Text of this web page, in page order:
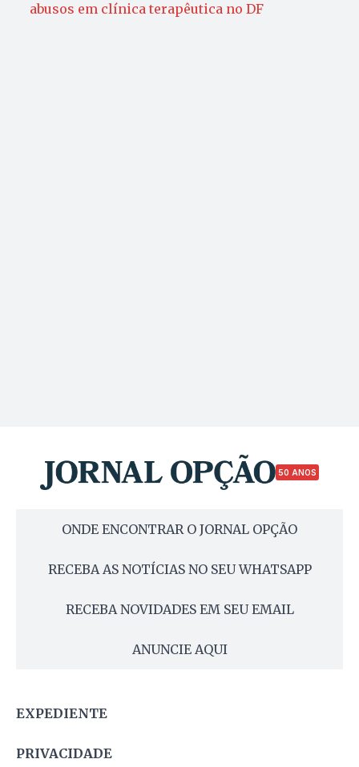
abusos em clínica terapêutica no DF
50 ANOS
ONDE ENCONTRAR O JORNAL OPÇÃO
RECEBA AS NOTÍCIAS NO SEU WHATSAPP
RECEBA NOVIDADES EM SEU EMAIL
ANUNCIE AQUI
EXPEDIENTE
PRIVACIDADE